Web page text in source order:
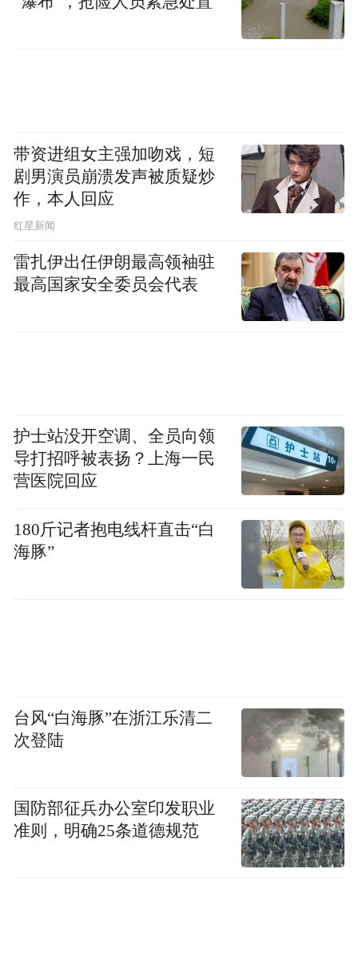
带资进组女主强加吻戏，短
剧男演员崩溃发声被质疑炒
作，本人回应
​红星新闻
雷扎伊出任伊朗最高领袖驻
最高国家安全委员会代表
护士站没开空调、全员向领
导打招呼被表扬？上海一民
营医院回应
180斤记者抱电线杆直击“白
海豚”
台风“白海豚”在浙江乐清二
次登陆
国防部征兵办公室印发职业
准则，明确25条道德规范